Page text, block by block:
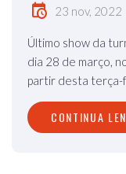
23 nov, 2022
Último show da
dia 28 de março,
partir desta terça-
CONTINUA